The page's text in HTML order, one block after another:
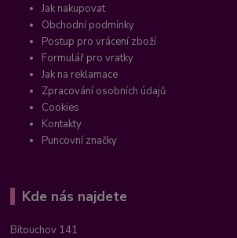
Jak nakupovat
Obchodní podmínky
Postup pro vrácení zboží
Formulář pro vratky
Jak na reklamace
Zpracování osobních údajů
Cookies
Kontakty
Puncovní značky
Kde nás najdete
Bítouchov 141